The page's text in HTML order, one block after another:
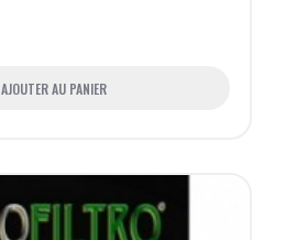
AJOUTER AU PANIER